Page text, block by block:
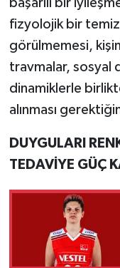
başarılı bir
fizyolojik bir
görülmemesi,
travmalar, sosyal
dinamiklerle
alınması
DUYGULARI
TEDAVİYE GÜÇ